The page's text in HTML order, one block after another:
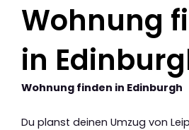
Wohnung
in
Wohnung finden in Edinburgh
Du planst deinen Umzug von